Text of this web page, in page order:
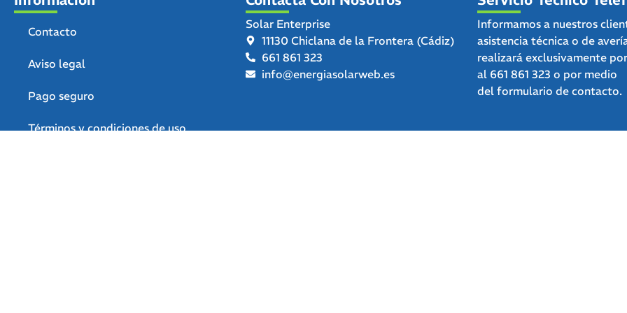
Contacto
Aviso legal
Pago seguro
Términos y condiciones de uso
Solar Enterprise
11130 Chiclana de la Frontera (Cádiz)
661 861 323
info@energiasolarweb.es
Informamos a nuestros
asistencia técnica o de
realizará exclusivamente
al 661 861 323 o por medio
del formulario de contacto.